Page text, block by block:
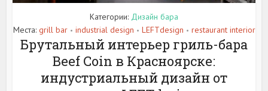
Категории: Дизайн бара
Места: grill bar • industrial design • LEFTdesign • restaurant interior
Брутальный интерьер гриль-бара
Beef Coin в Красноярске:
индустриальный дизайн от